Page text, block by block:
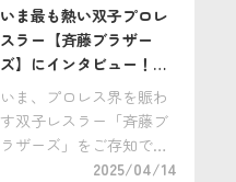
いま最も熱い双子プロレ
スラー【斉藤ブラザー
ズ】にインタビュー！こ
れまでの「険しい道の
り」とそれを乗り越えた
力の根源は？
いま、プロレス界を賑わ
す双子レスラー「斉藤ブ
ラザーズ」をご存知でし
ょうか。宮城県角田市に
2025/04/14